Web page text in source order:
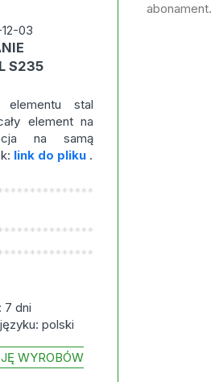
03
S235
elementu stal
element na
na samą
link do pliku.
7 dni
polski
WYROBÓW
abonament.